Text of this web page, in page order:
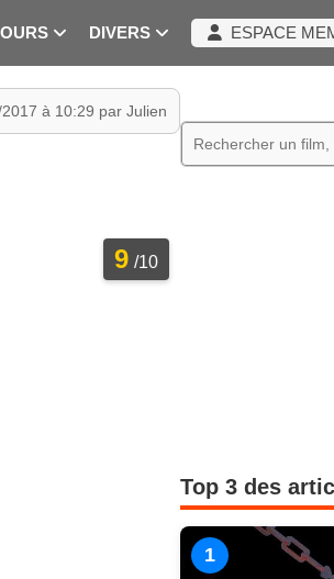
DIVERS ESPACE
à 10:29 par Julien
9 /10
Top 3 des
1